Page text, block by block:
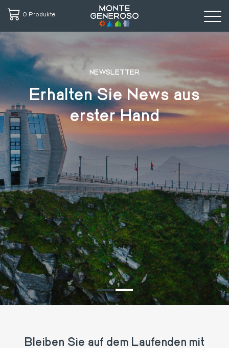
Direkt
zum
Inhalt
0 Produkte
NEWSLETTER
Erhalten Sie News aus
erster Hand
Bleiben Sie auf dem Laufenden mit